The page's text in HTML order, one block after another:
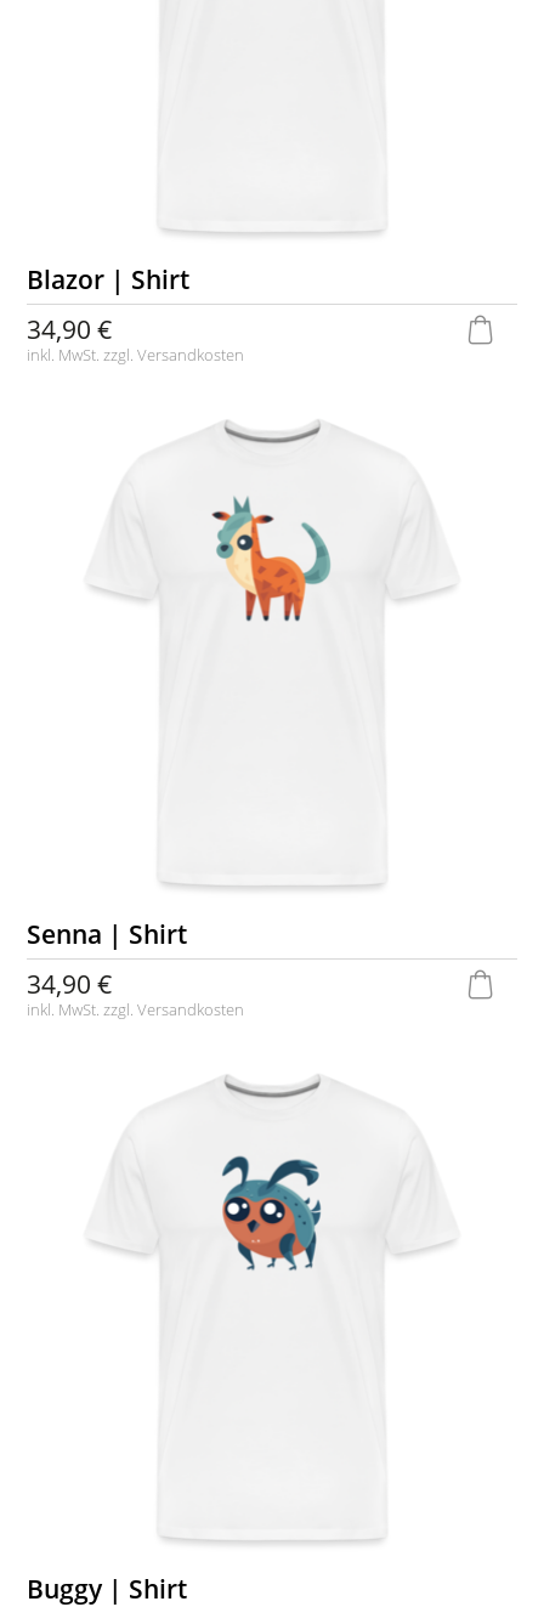
Blazor | Shirt
34,90 €
inkl. MwSt. zzgl.Versandkosten
Senna | Shirt
34,90 €
inkl. MwSt. zzgl.Versandkosten
Buggy | Shirt